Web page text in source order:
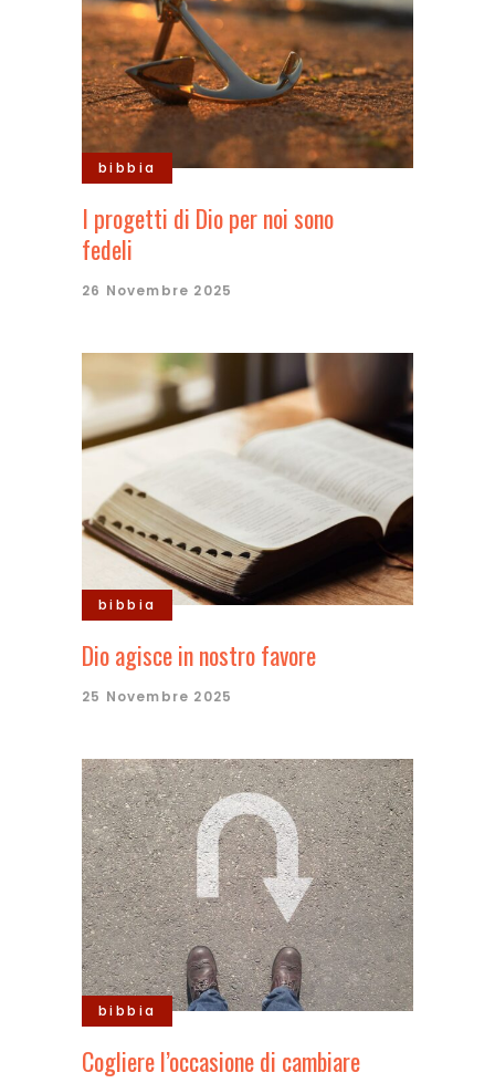
bibbia
I progetti di Dio per noi sono
fedeli
26 Novembre 2025
bibbia
Dio agisce in nostro favore
25 Novembre 2025
bibbia
Cogliere l’occasione di cambiare